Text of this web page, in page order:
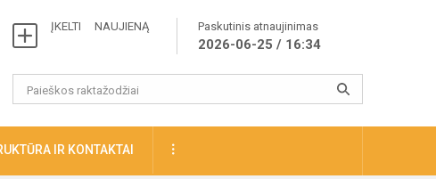
ĮKELTI NAUJIENĄ Paskutinis atnaujinimas
2026-06-25 / 16:34
IR KONTAKTAI